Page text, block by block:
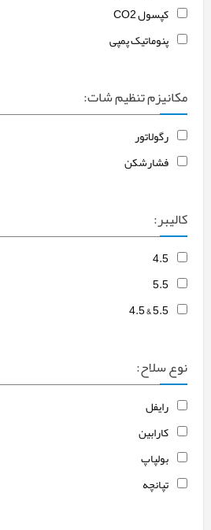
کپسول CO2
پنوماتیک پمپی
مکانیزم تنظیم شات:
رگولاتور
فشارشکن
کالیبر:
4.5
5.5
5.5 & 4.5
نوع سلاح:
رایفل
کارابین
بولپاپ
تپانچه